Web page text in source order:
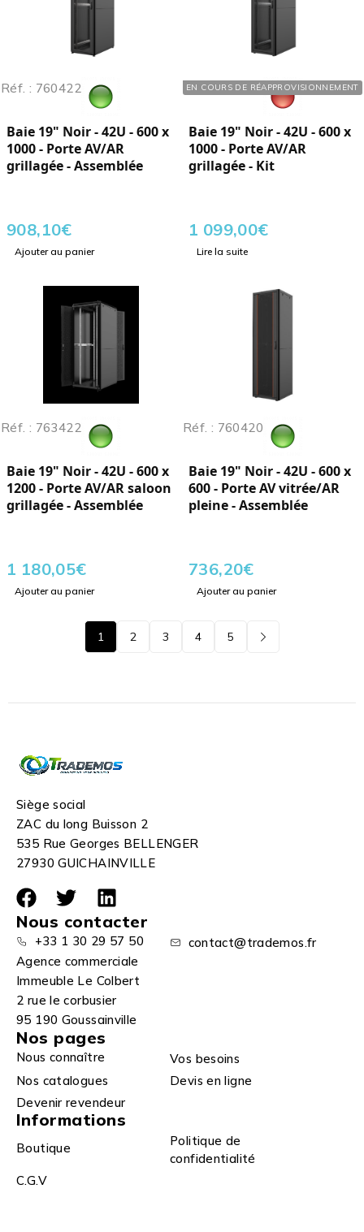
Réf. : 760422
Baie 19" Noir - 42U - 600 x
1000 - Porte AV/AR
grillagée - Assemblée
908,10€
Ajouter au panier
EN COURS DE RÉAPPROVISIONNEMENT
Réf. : 760427
Baie 19" Noir - 42U - 600 x
1000 - Porte AV/AR
grillagée - Kit
1 099,00€
Lire la suite
Réf. : 763422
Baie 19" Noir - 42U - 600 x
1200 - Porte AV/AR saloon
grillagée - Assemblée
1 180,05€
Ajouter au panier
Réf. : 760420
Baie 19" Noir - 42U - 600 x
600 - Porte AV vitrée/AR
pleine - Assemblée
736,20€
Ajouter au panier
1 2 3 4 5
Siège social
ZAC du long Buisson 2
535 Rue Georges BELLENGER
27930 GUICHAINVILLE
Nous contacter
+33 1 30 29 57 50
contact@trademos.fr
Agence commerciale
Immeuble Le Colbert
2 rue le corbusier
95 190 Goussainville
Nos pages
Nous connaître
Vos besoins
Nos catalogues
Devis en ligne
Devenir revendeur
Informations
Boutique
Politique de
confidentialité
C.G.V